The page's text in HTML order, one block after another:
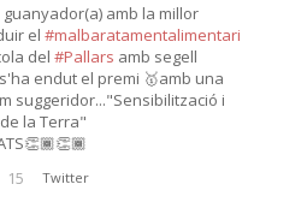
guanyador(a) amb la millor
el #malbaratamentalimentari
del #Pallars amb segell
endut el premi 🥇amb una
suggeridor..."Sensibilització i
la Terra"
15 Twitter